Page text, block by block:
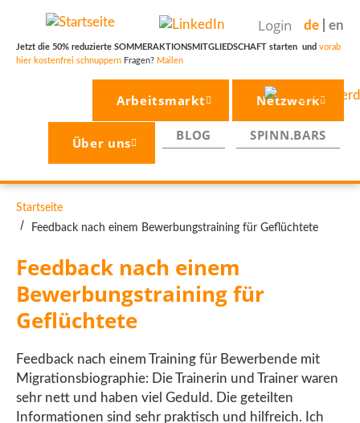
Inhalt
Jetzt die 50% reduzierte SOMMERAKTIONSMITGLIEDSCHAFT starten und vorab
hier kostenfrei schnuppern Fragen? Mailen
Arbeitsmarkt Netzwerk
Über uns BLOG SPINN.BARS
Login en
de
PFADNAVIGATION
Startseite
Feedback nach einem Bewerbungstraining für Geflüchtete
Feedback nach einem
Bewerbungstraining für
Geflüchtete
Feedback nach einem Training für Bewerbende mit
Migrationsbiographie: Die Trainerin und Trainer waren
sehr nett und haben viel Geduld. Die geteilten
Informationen sind sehr praktisch und hilfreich. Ich